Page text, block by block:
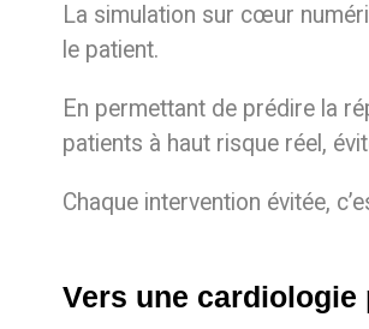
La simulation sur cœur
le patient.
En permettant de prédire la
patients à haut risque réel,
Chaque intervention évitée,
Vers une